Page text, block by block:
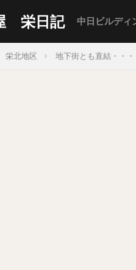
中日ビルディ
栄北地区 地下街とも直結・・